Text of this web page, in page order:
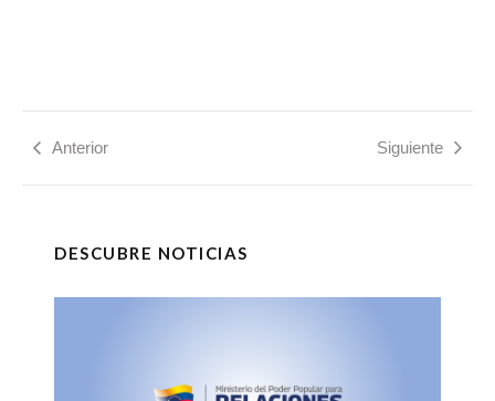
Anterior Siguiente
DESCUBRE NOTICIAS